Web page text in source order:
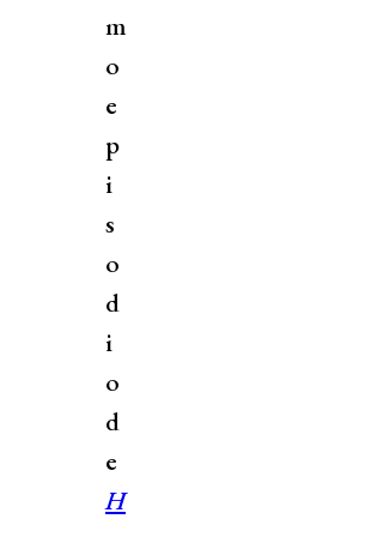
m
o
e
p
i
s
o
d
i
o
d
e
H